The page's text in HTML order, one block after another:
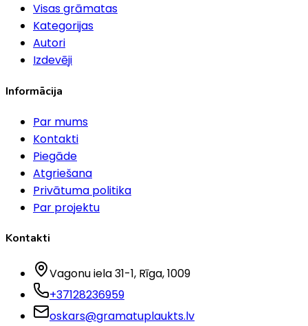
Visas grāmatas
Kategorijas
Autori
Izdevēji
Informācija
Par mums
Kontakti
Piegāde
Atgriešana
Privātuma politika
Par projektu
Kontakti
Vagonu iela 31-1, Rīga, 1009
+37128236959
oskars@gramatuplaukts.lv